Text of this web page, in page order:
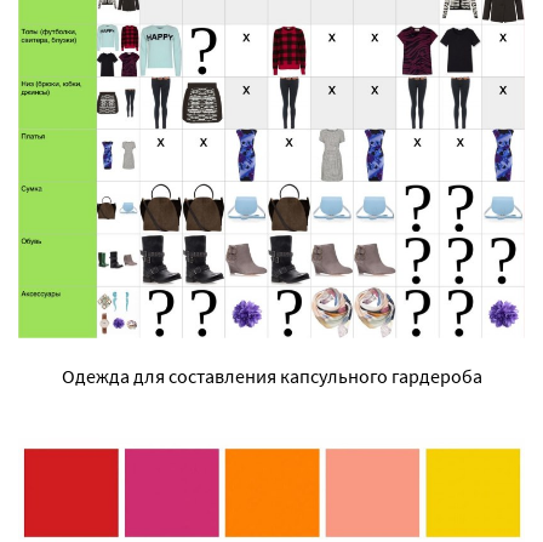
Одежда для составления капсульного гардероба